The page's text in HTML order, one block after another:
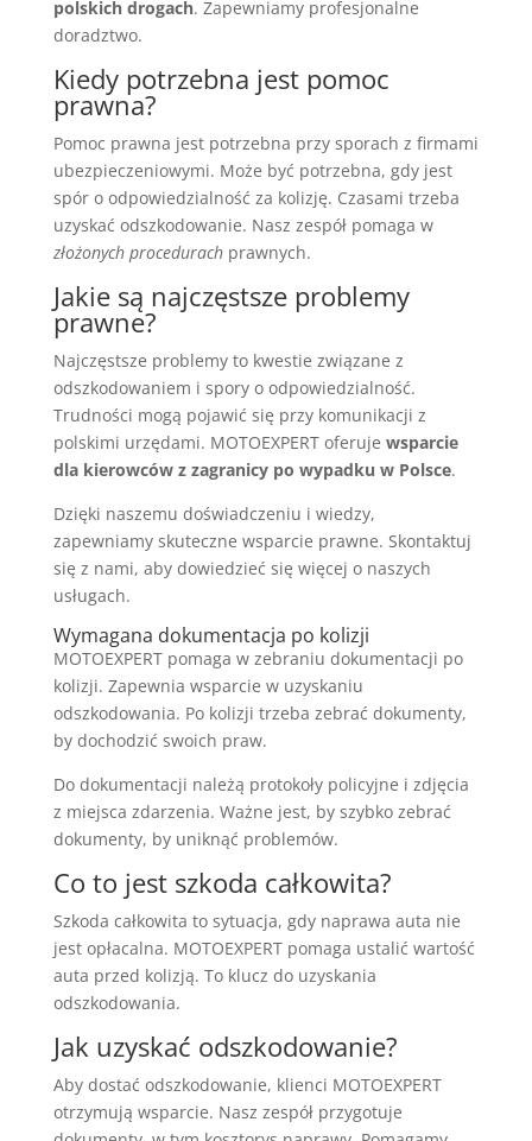
polskich drogach. Zapewniamy profesjonalne
doradztwo.
Kiedy potrzebna jest pomoc
prawna?
Pomoc prawna jest potrzebna przy sporach z firmami
ubezpieczeniowymi. Może być potrzebna, gdy jest
spór o odpowiedzialność za kolizję. Czasami trzeba
uzyskać odszkodowanie. Nasz zespół pomaga w
złożonych procedurachprawnych.
Jakie są najczęstsze problemy
prawne?
Najczęstsze problemy to kwestie związane z
odszkodowaniem i spory o odpowiedzialność.
Trudności mogą pojawić się przy komunikacji z
polskimi urzędami. MOTOEXPERT oferuje wsparcie
dla kierowców z zagranicy po wypadku w Polsce.
Dzięki naszemu doświadczeniu i wiedzy,
zapewniamy skuteczne wsparcie prawne. Skontaktuj
się z nami, aby dowiedzieć się więcej o naszych
usługach.
Wymagana dokumentacja po kolizji
MOTOEXPERT pomaga w zebraniu dokumentacji po
kolizji. Zapewnia wsparcie w uzyskaniu
odszkodowania. Po kolizji trzeba zebrać dokumenty,
by dochodzić swoich praw.
Do dokumentacji należą protokoły policyjne i zdjęcia
z miejsca zdarzenia. Ważne jest, by szybko zebrać
dokumenty, by uniknąć problemów.
Co to jest szkoda całkowita?
Szkoda całkowita to sytuacja, gdy naprawa auta nie
jest opłacalna. MOTOEXPERT pomaga ustalić wartość
auta przed kolizją. To klucz do uzyskania
odszkodowania.
Jak uzyskać odszkodowanie?
Aby dostać odszkodowanie, klienci MOTOEXPERT
otrzymują wsparcie. Nasz zespół przygotuje